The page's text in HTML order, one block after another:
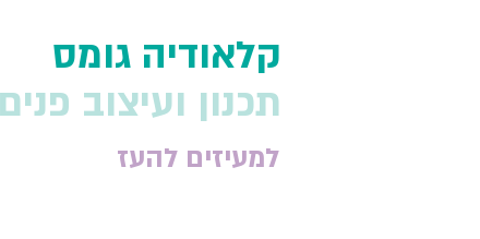
​קלאודיה גומס
תכנון ועיצוב פנים
למעיזים להעז